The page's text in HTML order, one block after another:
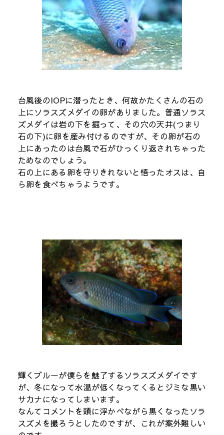
台風後のIOPに潜ったとき、何故かたくさんの石の
上にソラスズメダイの卵がありました。普通ソラス
ズメダイは岩の下を掘って、その穴の天井(つまり
石の下)に卵を産み付けるのですが、その卵が石の
上にあったのは台風で石がひっくり返されちゃった
ためなのでしょう。
石の上にある卵を守りきれないと悟ったオスは、自
ら卵を食べちゃうようです。
輝くブルーが僕らを魅了するソラスズメダイです
が、冬になって水温が低くなってくるとジミな黒い
サカナになってしまいます。
なんてコメントを頭に浮かべながら黒くなったソラ
スズメを撮ろうとしたのですが、これが案外難しい